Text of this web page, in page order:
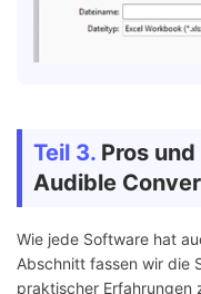
Teil 3. Pros
Audible
Wie jede Software hat
Abschnitt fassen wir die
praktischer Erfahrungen